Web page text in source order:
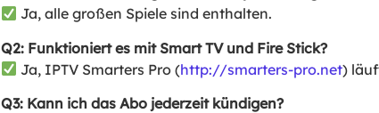
Ja, alle großen Spiele sind enthalten.
Q2: Funktioniert es mit Smart TV und Fire Stick?
Ja, IPTV Smarters Pro (http://smarters-pro.net)
Q3: Kann ich das Abo jederzeit kündigen?